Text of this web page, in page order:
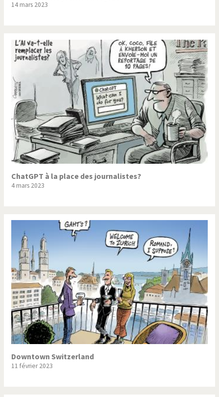
Vous avez dit "Islam"?
14 mars 2023
ChatGPT à la place des journalistes?
4 mars 2023
Downtown Switzerland
11 février 2023